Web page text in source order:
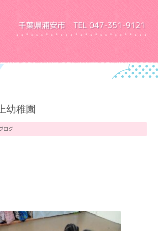
学園 ふきあげ幼稚園
千葉県浦安市 TEL 047-351-9121
幼稚園
ログ